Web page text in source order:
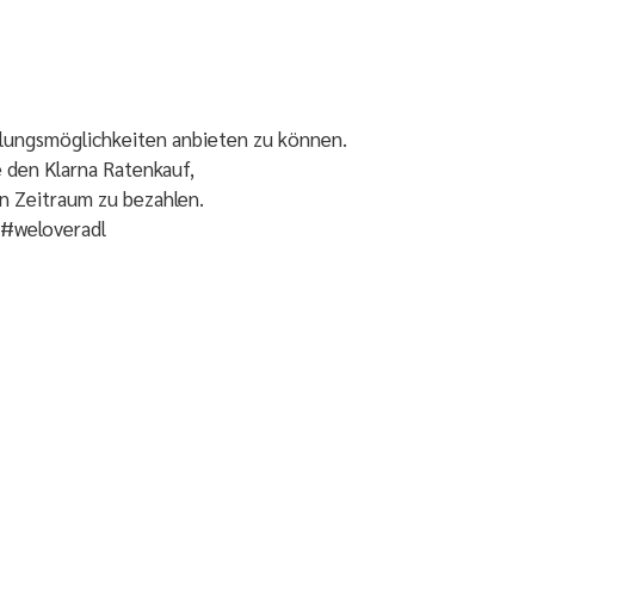
anbieten zu können.
Klarna Ratenkauf,
Zeitraum zu bezahlen.